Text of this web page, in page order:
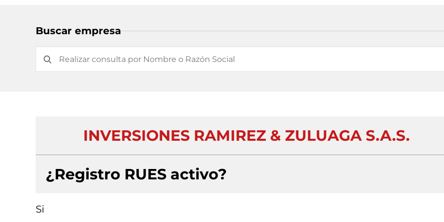
Buscar empresa
INVERSIONES RAMIREZ & ZULUAGA S.A.S.
¿Registro RUES activo?
Si